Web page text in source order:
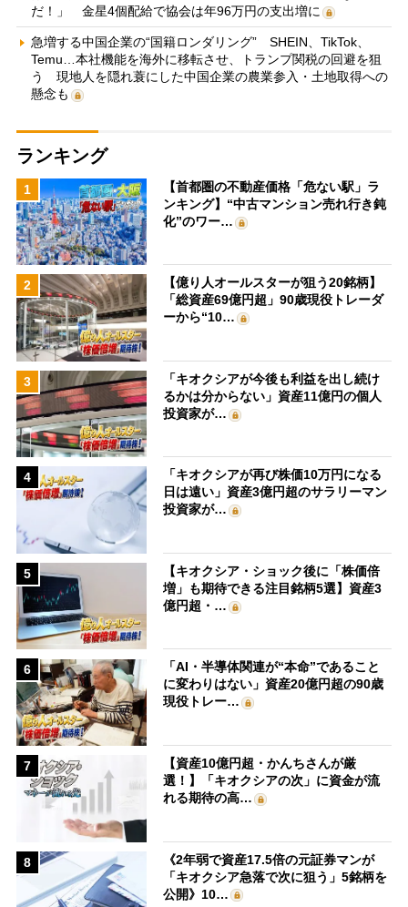
だ！」 金星4個配給で協会は年96万円の支出増に
急増する中国企業の“国籍ロンダリング” SHEIN、TikTok、
Temu…本社機能を海外に移転させ、トランプ関税の回避を狙
う 現地人を隠れ蓑にした中国企業の農業参入・土地取得への
懸念も
ランキング
1
【首都圏の不動産価格「危ない駅」ラ
ンキング】“中古マンション売れ行き鈍
化”のワー…
2
【億り人オールスターが狙う20銘柄】
「総資産69億円超」90歳現役トレーダ
ーから“10…
3
「キオクシアが今後も利益を出し続け
るかは分からない」資産11億円の個人
投資家が…
4
「キオクシアが再び株価10万円になる
日は遠い」資産3億円超のサラリーマン
投資家が…
5
【キオクシア・ショック後に「株価倍
増」も期待できる注目銘柄5選】資産3
億円超・…
6
「AI・半導体関連が“本命”であること
に変わりはない」資産20億円超の90歳
現役トレー…
7
【資産10億円超・かんちさんが厳
選！】「キオクシアの次」に資金が流
れる期待の高…
8
《2年弱で資産17.5倍の元証券マンが
「キオクシア急落で次に狙う」5銘柄を
公開》10…